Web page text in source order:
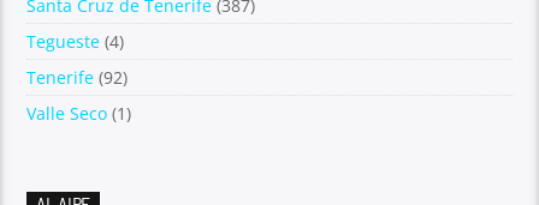
Santa Cruz de Tenerife (387)
Tegueste (4)
Tenerife (92)
Valle Seco (1)